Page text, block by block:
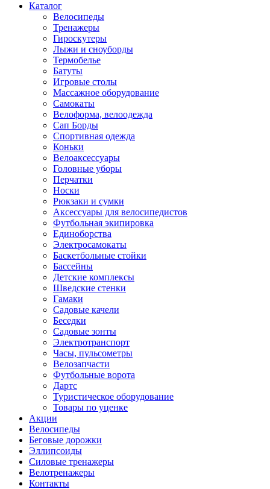
Каталог
Велосипеды
Тренажеры
Гироскутеры
Лыжи и сноуборды
Термобелье
Батуты
Игровые столы
Массажное оборудование
Самокаты
Велоформа, велоодежда
Сап Борды
Спортивная одежда
Коньки
Велоаксессуары
Головные уборы
Перчатки
Носки
Рюкзаки и сумки
Аксессуары для велосипедистов
Футбольная экипировка
Единоборства
Электросамокаты
Баскетбольные стойки
Бассейны
Детские комплексы
Шведские стенки
Гамаки
Садовые качели
Беседки
Садовые зонты
Электротранспорт
Часы, пульсометры
Велозапчасти
Футбольные ворота
Дартс
Туристическое оборудование
Товары по уценке
Акции
Велосипеды
Беговые дорожки
Эллипсоиды
Силовые тренажеры
Велотренажеры
Контакты